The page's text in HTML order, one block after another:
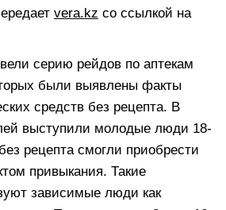
vera.kz со ссылкой на
серию рейдов по аптекам
были выявлены факты
средств без рецепта. В
выступили молодые люди 18-
рецепта смогли приобрести
привыкания. Такие
зависимые люди как